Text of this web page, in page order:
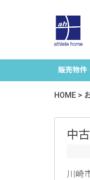
販売物件
HOME >
中
川崎